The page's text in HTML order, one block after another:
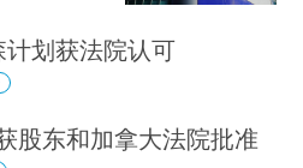
划获法院认可
股东和加拿大法院批准